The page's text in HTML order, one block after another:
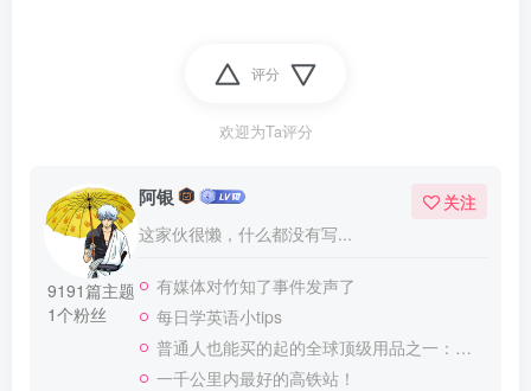
评分
欢迎为Ta评分
9191篇主题
1个粉丝
阿银
这家伙很懒，什么都没有写...
关注
有媒体对竹知了事件发声了
每日学英语小tips
普通人也能买的起的全球顶级用品之一：WD-40润滑除锈剂！
一千公里内最好的高铁站！